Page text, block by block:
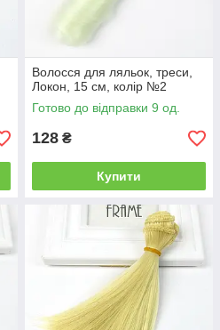
Волосся для ляльок, треси,
Локон, 15 см, колір №2
Готово до відправки 9 од.
128 ₴
Купити